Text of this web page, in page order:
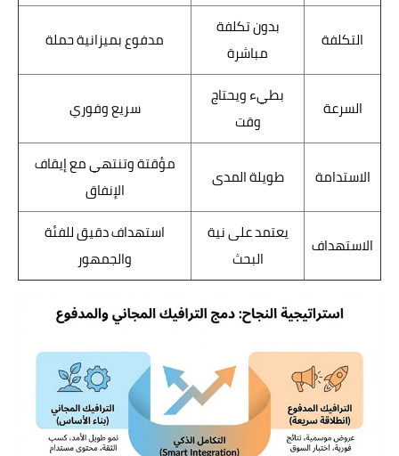
التكلفة
بدون تكلفة
مباشرة
مدفوع بميزانية حملة
السرعة
بطيء ويحتاج
وقت
سريع وفوري
الاستدامة طويلة المدى
مؤقتة وتنتهي مع إيقاف
الإنفاق
الاستهداف
يعتمد على نية
البحث
استهداف دقيق للفئة
والجمهور